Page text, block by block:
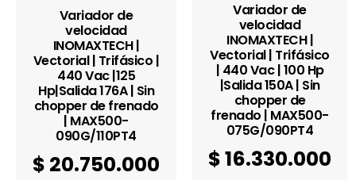
Variador de
velocidad
INOMAXTECH |
Vectorial | Trifásico |
440 Vac |125
Hp|Salida 176A | Sin
chopper de frenado
| MAX500-
090G/110PT4
$ 20.750.000
Variador de
velocidad
INOMAXTECH |
Vectorial | Trifásico
| 440 Vac | 100 Hp
|Salida 150A | Sin
chopper de
frenado | MAX500-
075G/090PT4
$16.330.000